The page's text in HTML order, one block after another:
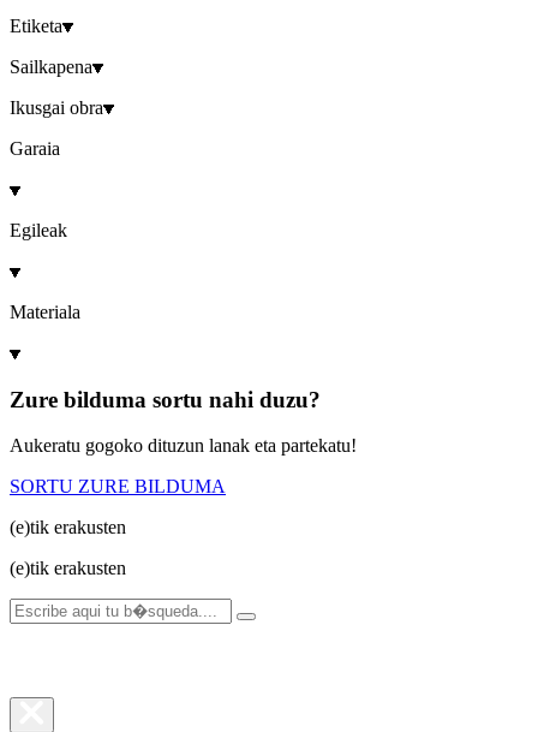
Etiketa
Sailkapena
Ikusgai obra
Garaia
Egileak
Materiala
Zure bilduma sortu nahi duzu?
Aukeratu gogoko dituzun lanak eta partekatu!
SORTU ZURE BILDUMA
(e)tik erakusten
(e)tik erakusten